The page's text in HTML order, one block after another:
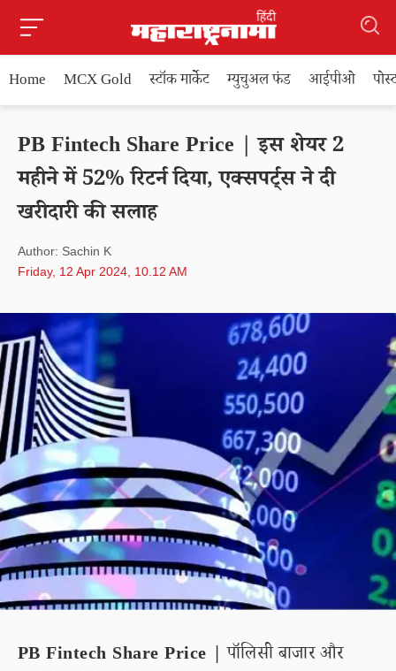
Home MCX Gold स्टॉक मार्केट म्युचुअल फंड आईपीओ
PB Fintech Share Price | इस शेयर 2
महीने में 52% रिटर्न दिया, एक्सपर्ट्स ने दी
खरीदारी की सलाह
Author: Sachin K
Friday, 12 Apr 2024, 10.12 AM
PB Fintech Share Price | पॉलिसी बाजार और